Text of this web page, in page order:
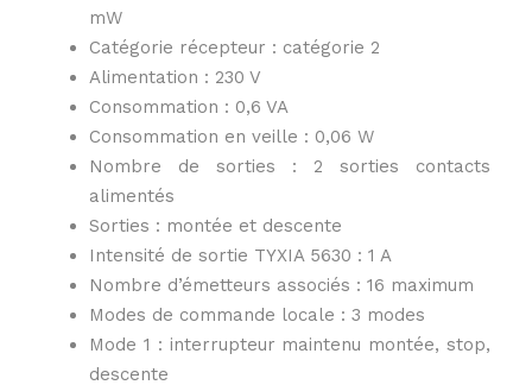
mW
Catégorie récepteur : catégorie 2
Alimentation : 230 V
Consommation : 0,6 VA
Consommation en veille : 0,06 W
Nombre de sorties : 2 sorties contacts
alimentés
Sorties : montée et descente
Intensité de sortie TYXIA 5630 : 1 A
Nombre d’émetteurs associés : 16 maximum
Modes de commande locale : 3 modes
Mode 1 : interrupteur maintenu montée, stop,
descente